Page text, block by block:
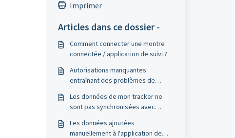
Imprimer
Articles dans ce dossier -
Comment connecter une montre
connectée / application de suivi ?
Autorisations manquantes
entraînant des problèmes de
Les données de mon tracker ne
sont pas synchronisées avec
​Les données ajoutées
manuellement à l'application de